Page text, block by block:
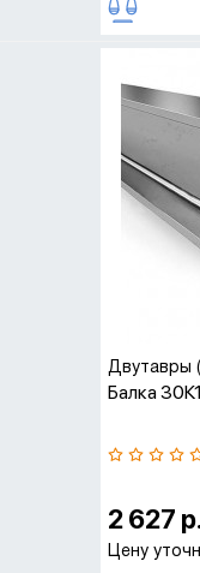
Двутавры
Балка 30К1
2 627
Цену